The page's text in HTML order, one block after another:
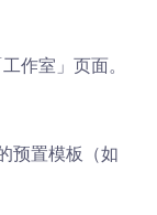
作室」页面。
预置模板（如